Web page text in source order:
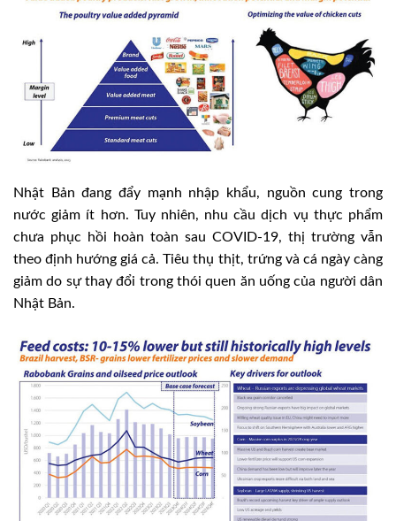
Nhật Bản đang đẩy mạnh nhập khẩu, nguồn cung trong
nước giảm ít hơn. Tuy nhiên, nhu cầu dịch vụ thực phẩm
chưa phục hồi hoàn toàn sau COVID-19, thị trường vẫn
theo định hướng giá cả. Tiêu thụ thịt, trứng và cá ngày càng
giảm do sự thay đổi trong thói quen ăn uống của người dân
Nhật Bản.